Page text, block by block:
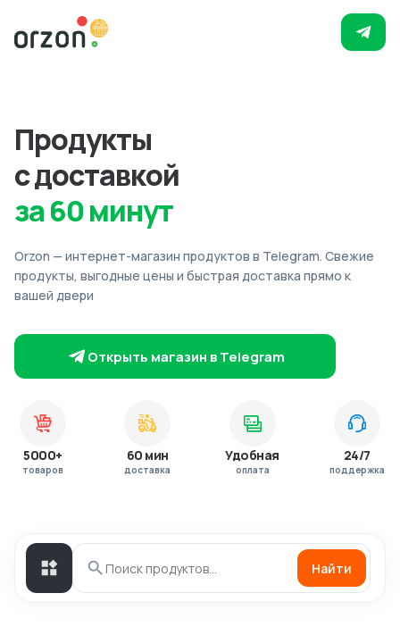
Продукты
с доставкой
за 60 минут
Orzon — интернет-магазин продуктов в Telegram. Свежие
продукты, выгодные цены и быстрая доставка прямо к
вашей двери
Открыть магазин в Telegram
5000+
товаров
60 мин
доставка
Удобная
оплата
24/7
поддержка
Найти